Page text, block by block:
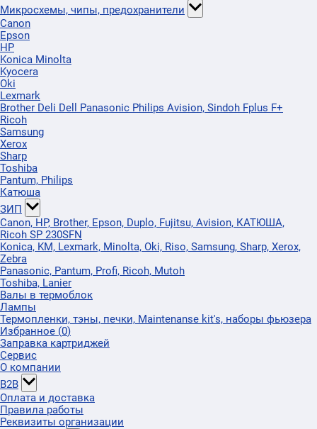
Микросхемы, чипы, предохранители
Canon
Epson
HP
Konica Minolta
Kyocera
Oki
Lexmark
Brother Deli Dell Panasonic Philips Avision, Sindoh Fplus F+
Ricoh
Samsung
Xerox
Sharp
Toshiba
Pantum, Philips
Катюша
ЗИП
Canon, HP, Brother, Epson, Duplo, Fujitsu, Avision, КАТЮША,
Ricoh SP 230SFN
Konica, KM, Lexmark, Minolta, Oki, Riso, Samsung, Sharp, Xerox,
Zebra
Panasonic, Pantum, Profi, Ricoh, Mutoh
Toshiba, Lanier
Валы в термоблок
Лампы
Термопленки, тэны, печки, Maintenanse kit's, наборы фьюзера
Избранное (0)
Заправка картриджей
Сервис
О компании
B2B
Оплата и доставка
Правила работы
Реквизиты организации